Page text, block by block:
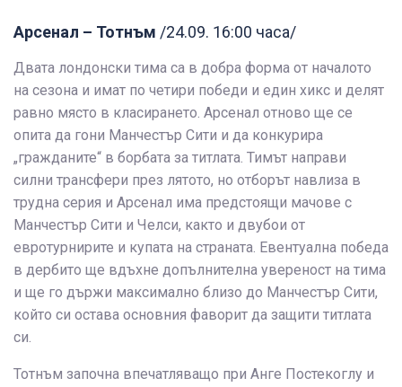
Арсенал – Тотнъм /24.09. 16:00 часа/
Двата лондонски тима са в добра форма от началото
на сезона и имат по четири победи и един хикс и делят
равно място в класирането. Арсенал отново ще се
опита да гони Манчестър Сити и да конкурира
„гражданите“ в борбата за титлата. Тимът направи
силни трансфери през лятото, но отборът навлиза в
трудна серия и Арсенал има предстоящи мачове с
Манчестър Сити и Челси, както и двубои от
евротурнирите и купата на страната. Евентуална победа
в дербито ще вдъхне допълнителна увереност на тима
и ще го държи максимално близо до Манчестър Сити,
който си остава основния фаворит да защити титлата
си.
Тотнъм започна впечатляващо при Анге Постекоглу и